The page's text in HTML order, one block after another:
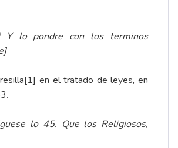
Y lo pondre con los terminos
[1] en el tratado de leyes, en
.
lo 45. Que los Religiosos,